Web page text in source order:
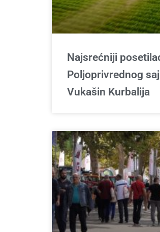
Najsrećniji
Poljoprivrednog
Vukašin Kurbalija